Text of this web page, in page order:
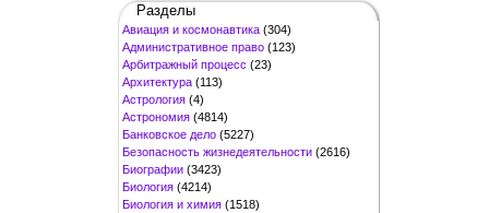
Разделы
Авиация и космонавтика (304)
Административное право (123)
Арбитражный процесс (23)
Архитектура (113)
Астрология (4)
Астрономия (4814)
Банковское дело (5227)
Безопасность жизнедеятельности (2616)
Биографии (3423)
Биология (4214)
Биология и химия (1518)